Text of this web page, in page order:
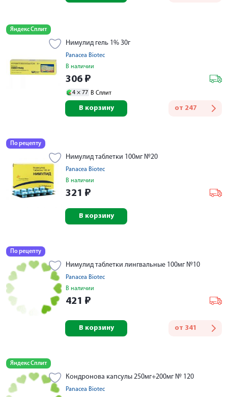
Яндекс Сплит
Нимулид гель 1% 30г
Panacea Biotec
В наличии
306 ₽
4 × 77 В Сплит
от 247
В корзину
По рецепту
Нимулид таблетки 100мг №20
Panacea Biotec
В наличии
321 ₽
В корзину
По рецепту
Нимулид таблетки лингвальные 100мг №10
Panacea Biotec
В наличии
421 ₽
от 341
В корзину
Яндекс Сплит
Кондронова капсулы 250мг+200мг № 120
Panacea Biotec